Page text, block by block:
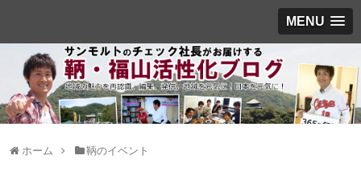
MENU
ホーム 鞆のイベント